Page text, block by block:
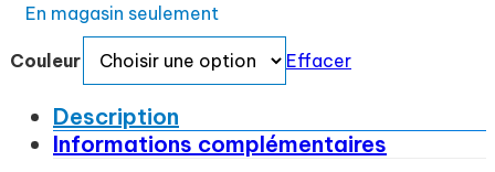
En magasin seulement
Couleur Effacer
Description
Informations complémentaires